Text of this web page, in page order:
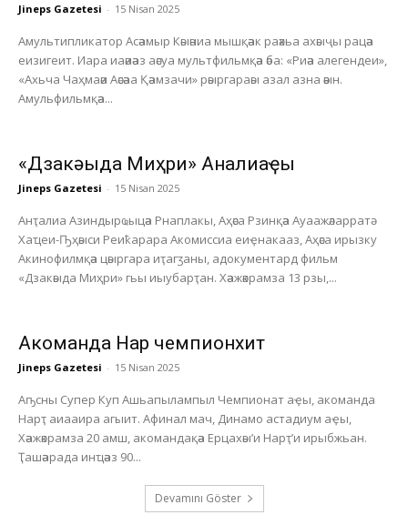
Jineps Gazetesi - 15 Nisan 2025
Амультипликатор Асәамыр Кәыәниа мышқәак раәхьа ахәыҷы рацәа
еизигеит. Иара иаәиәаз аәсуа мультфильмқәа әба: «Риәа алегендеи»,
«Ахьча Чаҳмаәи Аәсәаа Қәамзачи» рәыргараәы азал азна әәын.
Амульфильмқәа...
«Дзакәыда Миҳри» Анҭалиаҿы
Jineps Gazetesi - 15 Nisan 2025
Анҭалиа Азиндырҩыцәа Рнаплакы, Аҳәса Рзинқәа Ауаажәларратә
Хаҵеи-Ҧҳәыси Реиҟарара Акомиссиа еиҿнакааз, Аҳәса ирызку
Акинофилмқәа цәыргара иҭагӡаны, адокументард фильм
«Дзакәыда Миҳри» гьы иыубарҭан. Хәажәкрамза 13 рзы,...
Акоманда Нарҭ чемпионхит
Jineps Gazetesi - 15 Nisan 2025
Аҧсны Супер Куп Ашьапылампыл Чемпионат аҿы, акоманда
Нарҭ аиааира агыит. Афинал мач, Динамо астадиум аҿы,
Хәажәкрамза 20 амш, акомандақәа Ерцахәы’и Нарҭ’и ирыбжьан.
Ҭашәарада инҵәаз 90...
Devamını Göster